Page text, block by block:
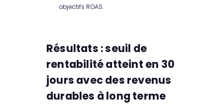
objectifs ROAS.
Résultats : seuil de
rentabilité atteint en 30
jours avec des revenus
durables à long terme